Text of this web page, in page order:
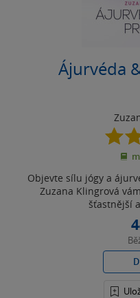
Ájurvéda
Objevte sílu jógy a
Zuzana Klingrová
šťastnější